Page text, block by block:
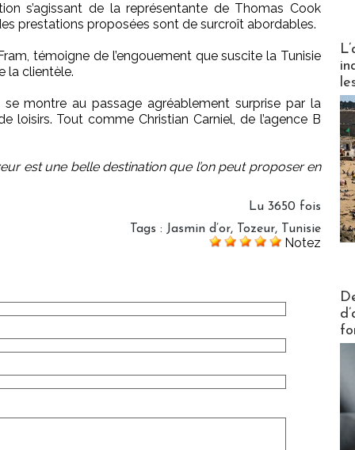
s’agissant de la représentante de Thomas Cook
prestations proposées sont de surcroît abordables.
témoigne de l’engouement que suscite la Tunisie
la clientèle.
montre au passage agréablement surprise par la
loisirs. Tout comme Christian Carniel, de l’agence B
est une belle destination que l’on peut proposer en
Lu 3650 fois
Tags : Jasmin d’or, Tozeur, Tunisie
Notez